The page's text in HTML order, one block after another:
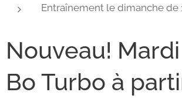
Entraînement le dimanche de
Nouveau!
Bo Turbo à